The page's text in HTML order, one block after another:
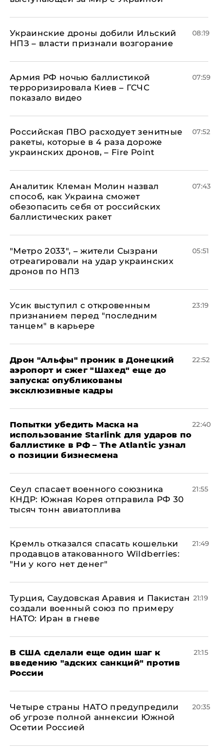
Украинские дроны добили Ильский
НПЗ – власти признали возгорание
08:19
Армия РФ ночью баллистикой
терроризировала Киев – ГСЧС
показало видео
07:59
Российская ПВО расходует зенитные
ракеты, которые в 4 раза дороже
украинских дронов, – Fire Point
07:52
Аналитик Клеман Молин назвал
способ, как Украина сможет
обезопасить себя от российских
баллистических ракет
07:43
"Метро 2033", – жители Сызрани
отреагировали на удар украинских
дронов по НПЗ
05:51
Усик выступил с откровенным
признанием перед "последним
танцем" в карьере
23:19
Дрон "Альфы" проник в Донецкий
аэропорт и сжег "Шахед" еще до
запуска: опубликованы
эксклюзивные кадры
22:52
Попытки убедить Маска на
использование Starlink для ударов по
баллистике в РФ – The Atlantic узнал
о позиции бизнесмена
22:40
​Сеул спасает военного союзника
КНДР: Южная Корея отправила РФ 30
тысяч тонн авиатоплива
21:55
Кремль отказался спасать кошельки
продавцов атакованного Wildberries:
"Ни у кого нет денег"
21:49
Турция, Саудовская Аравия и Пакистан
создали военный союз по примеру
НАТО: Иран в гневе
21:19
В США сделали еще один шаг к
введению "адских санкций" против
России
21:15
Четыре страны НАТО предупредили
об угрозе полной аннексии Южной
Осетии Россией
20:35